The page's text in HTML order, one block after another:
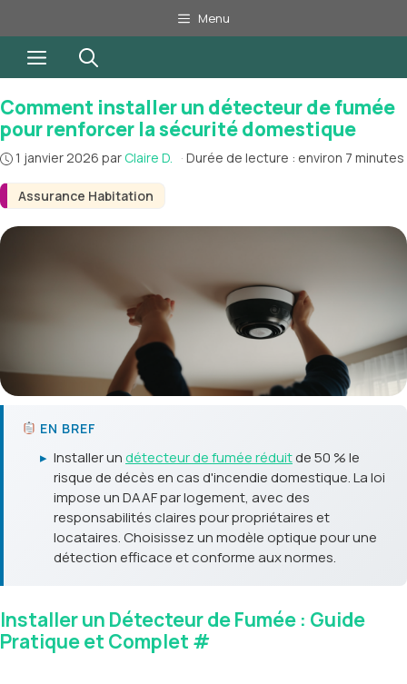
au
contenu
Menu
Menu
Assurance Habitation
Comment installer un détecteur de fumée
pour renforcer la sécurité domestique
1 janvier 2026 par Claire D. · Durée de lecture : environ 7 minutes
EN BREF
▸ Installer undétecteur de fumée réduitde 50 % le
risque de décès en cas d'incendie domestique. La loi
impose un DAAF par logement, avec des
responsabilités claires pour propriétaires et
locataires. Choisissez un modèle optique pour une
détection efficace et conforme aux normes.
Installer un Détecteur de Fumée : Guide
Pratique et Complet #